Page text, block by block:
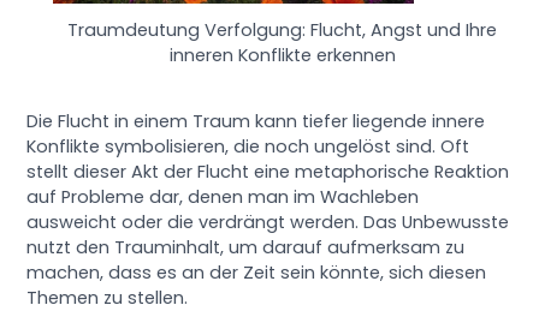
Traumdeutung Verfolgung: Flucht, Angst und Ihre
inneren Konflikte erkennen
Die Flucht in einem Traum kann tiefer liegende innere
Konflikte symbolisieren, die noch ungelöst sind. Oft
stellt dieser Akt der Flucht eine metaphorische Reaktion
auf Probleme dar, denen man im Wachleben
ausweicht oder die verdrängt werden. Das Unbewusste
nutzt den Trauminhalt, um darauf aufmerksam zu
machen, dass es an der Zeit sein könnte, sich diesen
Themen zu stellen.